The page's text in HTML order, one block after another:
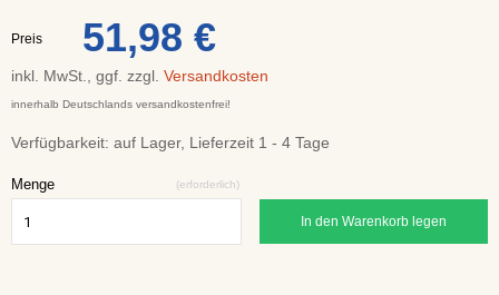
Preis 51,98 €
inkl. MwSt., ggf. zzgl. Versandkosten
innerhalb Deutschlands versandkostenfrei!
Verfügbarkeit: auf Lager, Lieferzeit 1 - 4 Tage
Menge (erforderlich)
In den Warenkorb legen